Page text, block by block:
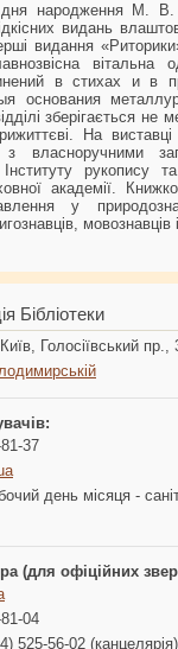
дня народження М.
видань
видання
вітальна
в стихах и в
основания
зберігається не
На
власноручними
рукопису
академії.
у
мовознавців
Бібліотеки
Голосіївський пр.,
37
день місяця -
(для офіційних
04
525-56-02 (канцелярія)